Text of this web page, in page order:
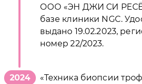
ООО «ЭН ДЖИ СИ
базе клиники NGC.
выдано 19.02.2023,
номер 22/2023.
2024
«Техника биопсии